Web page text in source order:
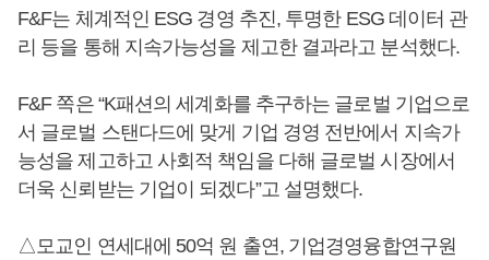
F&F는 체계적인 ESG 경영 추진, 투명한 ESG 데이터 관
리 등을 통해 지속가능성을 제고한 결과라고 분석했다.
F&F 쪽은 “K패션의 세계화를 추구하는 글로벌 기업으로
서 글로벌 스탠다드에 맞게 기업 경영 전반에서 지속가
능성을 제고하고 사회적 책임을 다해 글로벌 시장에서
더욱 신뢰받는 기업이 되겠다”고 설명했다.
△모교인 연세대에 50억 원 출연, 기업경영융합연구원